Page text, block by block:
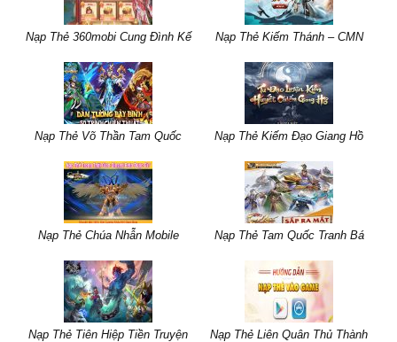
Nạp Thẻ 360mobi Cung Đình Kế Nạp Thẻ Kiếm Thánh – CMN
Nạp Thẻ Võ Thần Tam Quốc Nạp Thẻ Kiếm Đạo Giang Hồ
Nạp Thẻ Chúa Nhẫn Mobile Nạp Thẻ Tam Quốc Tranh Bá
Nạp Thẻ Tiên Hiệp Tiền Truyện Nạp Thẻ Liên Quân Thủ Thành